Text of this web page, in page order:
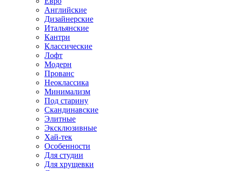
Английские
Дизайнерские
Итальянские
Кантри
Классические
Лофт
Модерн
Прованс
Неоклассика
Минимализм
Под старину
Скандинавские
Элитные
Эксклюзивные
Хай-тек
Особенности
Для студии
Для хрущевки